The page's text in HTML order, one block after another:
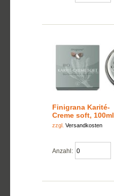
Finigrana Karité-
Creme soft, 100ml
zzgl. Versandkosten
Anzahl: